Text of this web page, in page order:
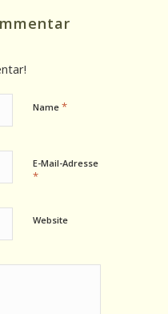
Name *
E-Mail-Adresse
*
Website